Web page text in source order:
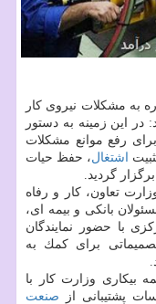
به مشكلات نیروی كار
این زمینه به دستور
رفع موانع مشكلات
اشتغال، حفظ حیات
گردید.
تعاون، كار و رفاه
بانكی و بیمه ای،
با حضور نمایندگان
برای كمك به
بیكاری وزارت كار با
پشتیبانی از صنعت